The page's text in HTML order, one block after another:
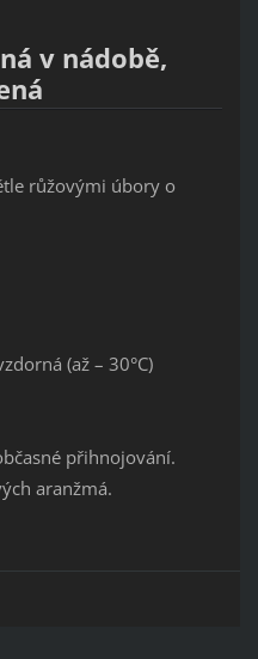
v nádobě,
růžovými úbory o
(až – 30°C)
přihnojování.
aranžmá.